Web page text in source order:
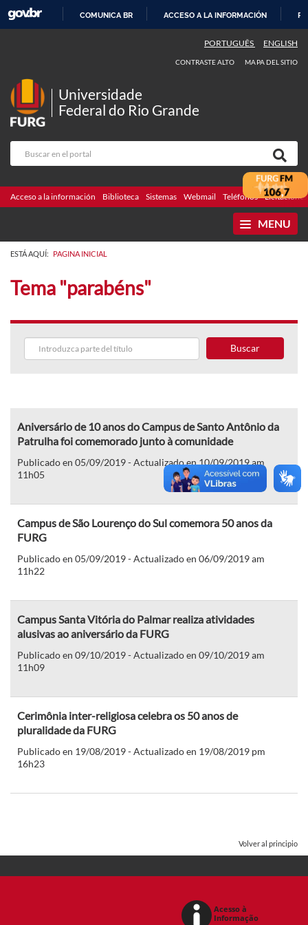
CONTENIDO
COMUNICA BR ACCESO A LA INFORMACIÓN
PORTUGUÊS ENGLISH
CONTRASTE ALTO MAPA DEL SITIO
Universidade
Federal do Rio Grande
Acceso a la información Biblioteca Sistemas Webmail Teléfonos Licitaciones
MENU
ESTÁ AQUÍ: PAGINA INICIAL
Tema "parabéns"
Buscar
Aniversário de 10 anos do Campus de Santo Antônio da
Patrulha foi comemorado junto à comunidade
Publicado en 05/09/2019 - Actualizado en 10/09/2019 am
11h05
Campus de São Lourenço do Sul comemora 50 anos da
FURG
Publicado en 05/09/2019 - Actualizado en 06/09/2019 am
11h22
Campus Santa Vitória do Palmar realiza atividades
alusivas ao aniversário da FURG
Publicado en 09/10/2019 - Actualizado en 09/10/2019 am
11h09
Cerimônia inter-religiosa celebra os 50 anos de
pluralidade da FURG
Publicado en 19/08/2019 - Actualizado en 19/08/2019 pm
16h23
Volver al principio